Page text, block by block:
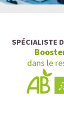
SPÉCIALISTE
dans le